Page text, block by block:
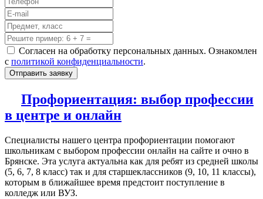
Согласен на обработку персональных данных. Ознакомлен
с политикой конфиденциальности.
Отправить заявку
Профориентация: выбор профессии
в центре и онлайн
Специалисты нашего центра профориентации помогают
школьникам с выбором профессии онлайн на сайте и очно в
Брянске. Эта услуга актуальна как для ребят из средней школы
(5, 6, 7, 8 класс) так и для старшеклассников (9, 10, 11 классы),
которым в ближайшее время предстоит поступление в
колледж или ВУЗ.